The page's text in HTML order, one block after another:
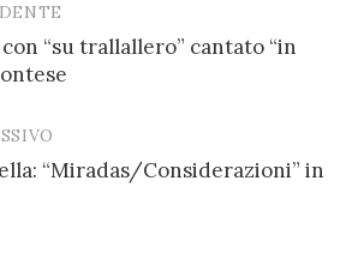
“su trallallero” cantato “in
“Miradas/Considerazioni” in